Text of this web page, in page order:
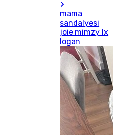
mama
sandalyesi
joie mimzy lx
logan